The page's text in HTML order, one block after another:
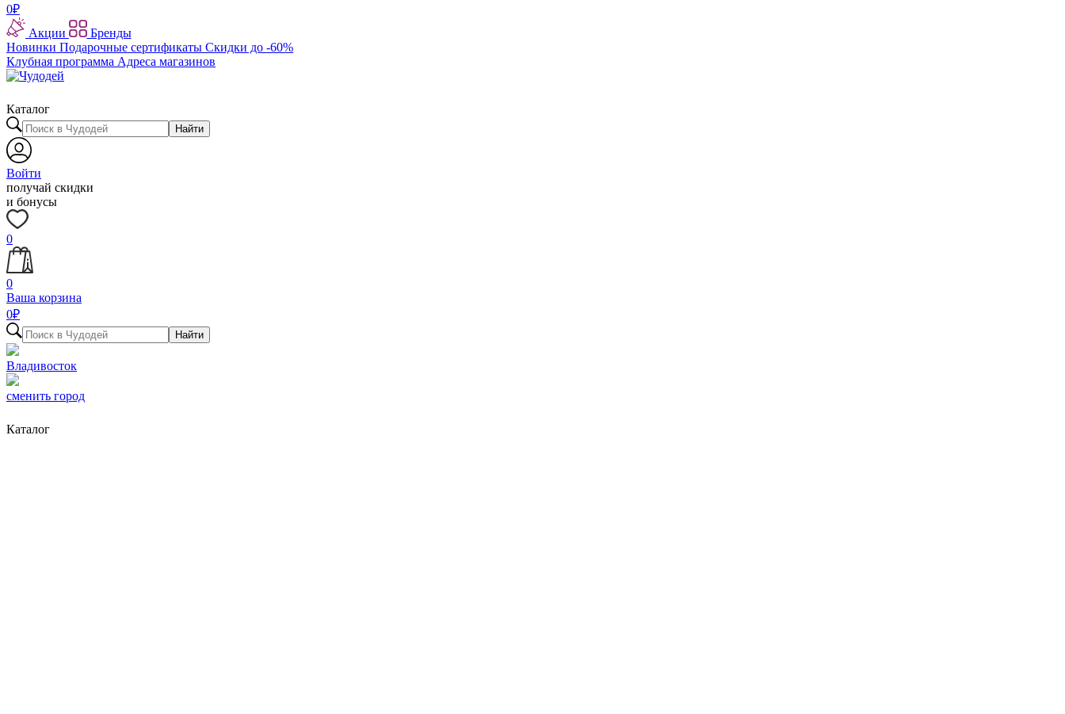
0₽
Акции
Бренды
Новинки Подарочные сертификаты Скидки до -60%
Клубная программа Адреса магазинов
Каталог
Найти
Войти
получай скидки
и бонусы
0
0
Ваша корзина
0₽
Найти
Владивосток
сменить город
Каталог